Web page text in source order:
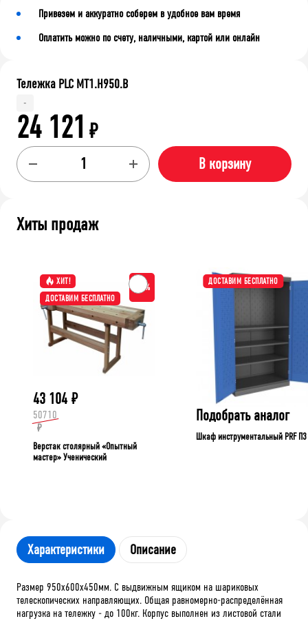
Привезем и аккуратно соберем в удобное вам время
Оплатить можно по счету, наличными, картой или онлайн
Тележка PLC МT1.H950.В
-
24 121 ₽
В корзину
Хиты продаж
ХИТ!
ДОСТАВИМ БЕСПЛАТНО
-15%
43 104 ₽
50710
₽
Верстак столярный «Опытный
мастер» Ученический
ДОСТАВИМ БЕСПЛАТНО
Подобрать аналог
Шкаф инструментальный PRF П3
Характеристики Описание
Размер 950х600х450мм. С выдвижным ящиком на шариковых
телескопических направляющих. Общая равномерно-распределённая
нагрузка на тележку - до 100кг. Корпус выполнен из листовой стали